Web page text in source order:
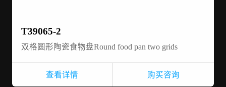
T39065-2
双格圆形陶瓷食物盘Round food pan two grids
查看详情 购买咨询